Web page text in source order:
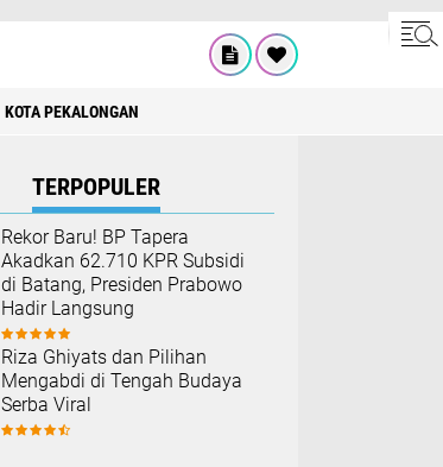
KOTA PEKALONGAN
TERPOPULER
Rekor Baru! BP Tapera
Akadkan 62.710 KPR Subsidi
di Batang, Presiden Prabowo
Hadir Langsung
Riza Ghiyats dan Pilihan
Mengabdi di Tengah Budaya
Serba Viral